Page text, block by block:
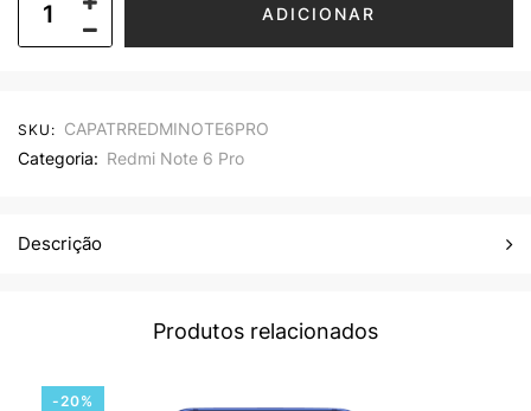
ADICIONAR
SKU: CAPATRREDMINOTE6PRO
Categoria: Redmi Note 6 Pro
Descrição
Produtos relacionados
-20%